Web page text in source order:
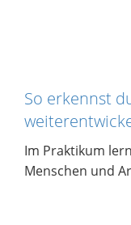
So erkennst
Im Praktikum
Menschen und